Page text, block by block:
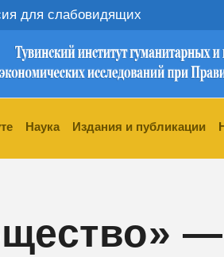
для слабовидящих
Наука Издания и публикации